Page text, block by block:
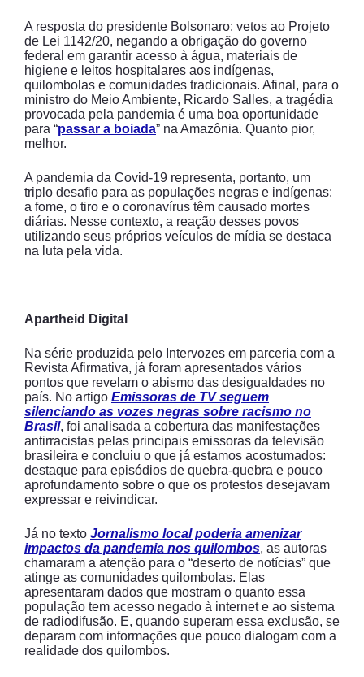
A resposta do presidente Bolsonaro: vetos ao Projeto
de Lei 1142/20, negando a obrigação do governo
federal em garantir acesso à água, materiais de
higiene e leitos hospitalares aos indígenas,
quilombolas e comunidades tradicionais. Afinal, para o
ministro do Meio Ambiente, Ricardo Salles, a tragédia
provocada pela pandemia é uma boa oportunidade
para “passar a boiada” na Amazônia. Quanto pior,
melhor.
A pandemia da Covid-19 representa, portanto, um
triplo desafio para as populações negras e indígenas:
a fome, o tiro e o coronavírus têm causado mortes
diárias. Nesse contexto, a reação desses povos
utilizando seus próprios veículos de mídia se destaca
na luta pela vida.
Apartheid Digital
Na série produzida pelo Intervozes em parceria com a
Revista Afirmativa, já foram apresentados vários
pontos que revelam o abismo das desigualdades no
país. No artigo Emissoras de TV seguem
silenciando as vozes negras sobre racismo no
Brasil, foi analisada a cobertura das manifestações
antirracistas pelas principais emissoras da televisão
brasileira e concluiu o que já estamos acostumados:
destaque para episódios de quebra-quebra e pouco
aprofundamento sobre o que os protestos desejavam
expressar e reivindicar.
Já no texto Jornalismo local poderia amenizar
impactos da pandemia nos quilombos, as autoras
chamaram a atenção para o “deserto de notícias” que
atinge as comunidades quilombolas. Elas
apresentaram dados que mostram o quanto essa
população tem acesso negado à internet e ao sistema
de radiodifusão. E, quando superam essa exclusão, se
deparam com informações que pouco dialogam com a
realidade dos quilombos.